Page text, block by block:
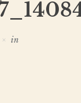
in